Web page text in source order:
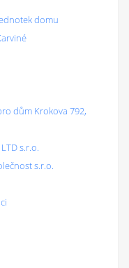
domu
dům Krokova 792,
s.r.o.
s.r.o.